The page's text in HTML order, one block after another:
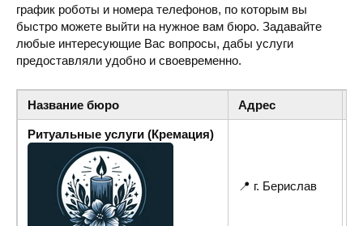
график роботы и номера телефонов, по которым вы
быстро можете выйти на нужное вам бюро. Задавайте
любые интересующие Вас вопросы, дабы услуги
предоставляли удобно и своевременно.
Название бюро Адрес
Ритуальные услуги (Кремация)
📍 г. Берислав